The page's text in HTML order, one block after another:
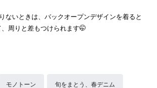
ないときは、バックオープンデザインを着ると
周りと差もつけられます🤭
モノトーン 旬をまとう、春デニム